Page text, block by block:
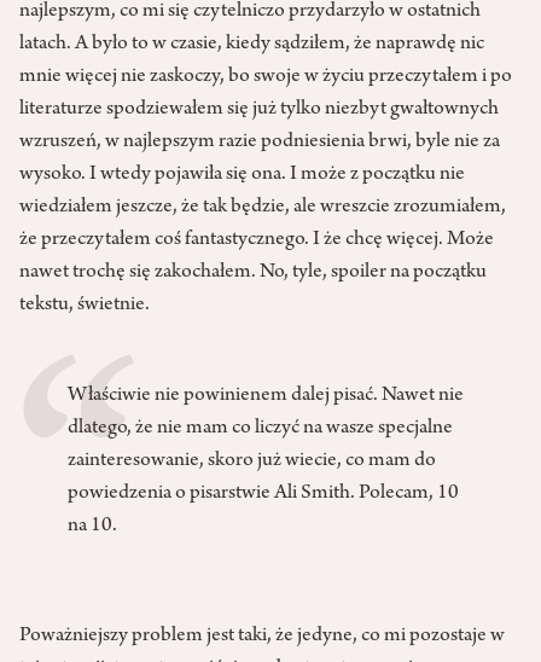
najlepszym, co mi się czytelniczo przydarzyło w ostatnich
latach. A było to w czasie, kiedy sądziłem, że naprawdę nic
mnie więcej nie zaskoczy, bo swoje w życiu przeczytałem i po
literaturze spodziewałem się już tylko niezbyt gwałtownych
wzruszeń, w najlepszym razie podniesienia brwi, byle nie za
wysoko. I wtedy pojawiła się ona. I może z początku nie
wiedziałem jeszcze, że tak będzie, ale wreszcie zrozumiałem,
że przeczytałem coś fantastycznego. I że chcę więcej. Może
nawet trochę się zakochałem. No, tyle, spoiler na początku
tekstu, świetnie.
Właściwie nie powinienem dalej pisać. Nawet nie
dlatego, że nie mam co liczyć na wasze specjalne
zainteresowanie, skoro już wiecie, co mam do
powiedzenia o pisarstwie Ali Smith. Polecam, 10
na 10.
Poważniejszy problem jest taki, że jedyne, co mi pozostaje w